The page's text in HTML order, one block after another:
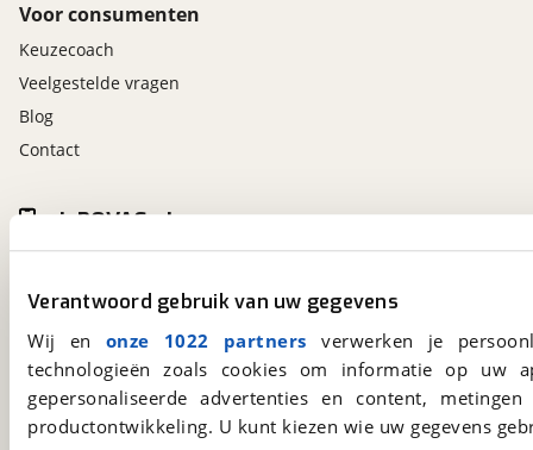
Verantwoord gebruik van uw gegevens
Wij en onze 1022 partners verwerken je
technologieën zoals cookies om informatie op
gepersonaliseerde advertenties en content,
productontwikkeling. U kunt kiezen wie uw gegevens
Voor consumenten
Keuzecoach
Veelgestelde vragen
Blog
Contact
viaBOVAG.nl
Kosterijland
15
3981 AJBunnik
viaBOVAG.nl app